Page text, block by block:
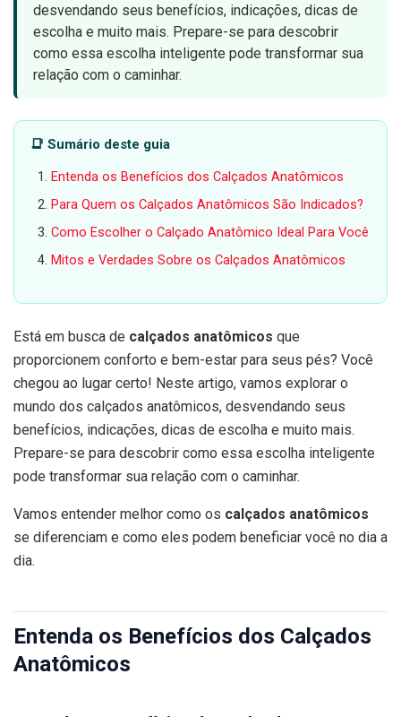
desvendando seus benefícios, indicações, dicas de
escolha e muito mais. Prepare-se para descobrir
como essa escolha inteligente pode transformar sua
relação com o caminhar.
📑 Sumário deste guia
Entenda os Benefícios dos Calçados Anatômicos
Para Quem os Calçados Anatômicos São Indicados?
Como Escolher o Calçado Anatômico Ideal Para Você
Mitos e Verdades Sobre os Calçados Anatômicos
Está em busca de calçados anatômicos que
proporcionem conforto e bem-estar para seus pés? Você
chegou ao lugar certo! Neste artigo, vamos explorar o
mundo dos calçados anatômicos, desvendando seus
benefícios, indicações, dicas de escolha e muito mais.
Prepare-se para descobrir como essa escolha inteligente
pode transformar sua relação com o caminhar.
Vamos entender melhor como os calçados anatômicos
se diferenciam e como eles podem beneficiar você no dia a
dia.
Entenda os Benefícios dos Calçados
Anatômicos